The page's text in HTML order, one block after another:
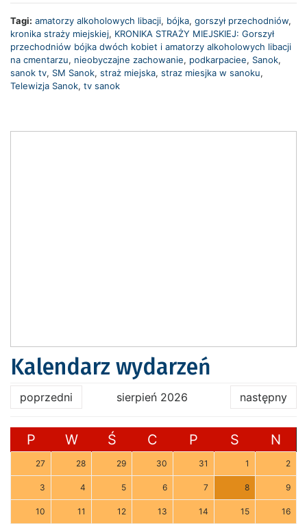
Tagi: amatorzy alkoholowych libacji, bójka, gorszył przechodniów,
kronika straży miejskiej, KRONIKA STRAŻY MIEJSKIEJ: Gorszył
przechodniów bójka dwóch kobiet i amatorzy alkoholowych libacji
na cmentarzu, nieobyczajne zachowanie, podkarpaciee, Sanok,
sanok tv, SM Sanok, straż miejska, straz miesjka w sanoku,
Telewizja Sanok, tv sanok
Kalendarz wydarzeń
poprzedni sierpień 2026 następny
P W Ś C P S N
27 28 29 30 31 1 2
3 4 5 6 7 8 9
10 11 12 13 14 15 16